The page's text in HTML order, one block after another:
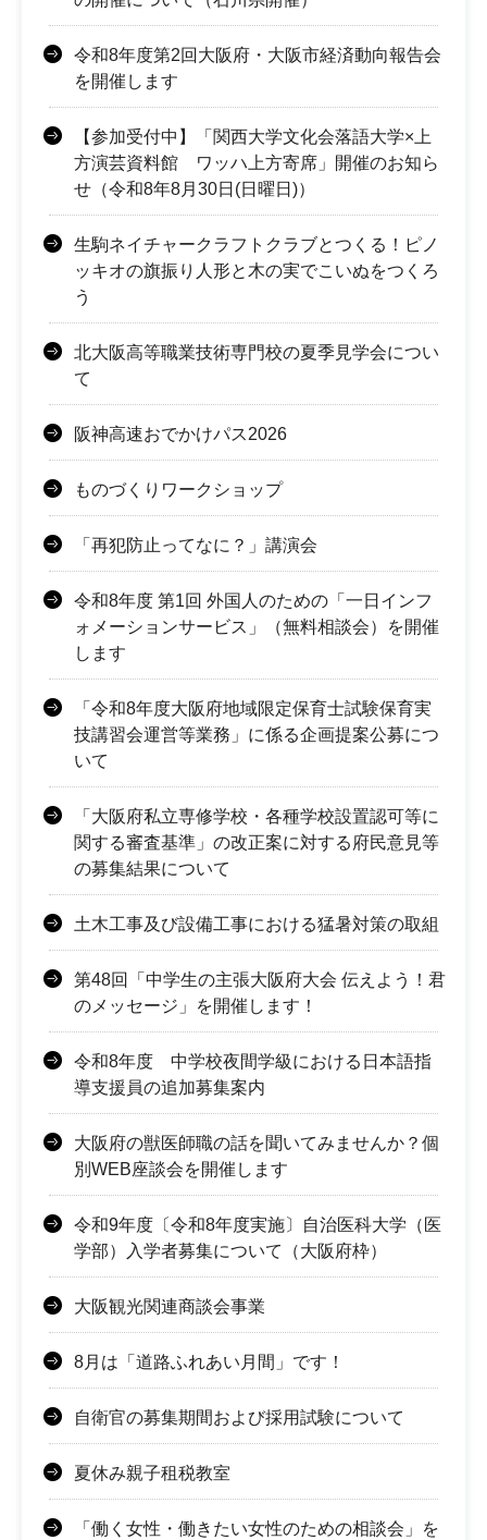
令和8年度第2回大阪府・大阪市経済動向報告会
を開催します
【参加受付中】「関西大学文化会落語大学×上
方演芸資料館 ワッハ上方寄席」開催のお知ら
せ（令和8年8月30日(日曜日)）
生駒ネイチャークラフトクラブとつくる！ピノ
ッキオの旗振り人形と木の実でこいぬをつくろ
う
北大阪高等職業技術専門校の夏季見学会につい
て
阪神高速おでかけパス2026
ものづくりワークショップ
「再犯防止ってなに？」講演会
令和8年度 第1回 外国人のための「一日インフ
ォメーションサービス」（無料相談会）を開催
します
「令和8年度大阪府地域限定保育士試験保育実
技講習会運営等業務」に係る企画提案公募につ
いて
「大阪府私立専修学校・各種学校設置認可等に
関する審査基準」の改正案に対する府民意見等
の募集結果について
土木工事及び設備工事における猛暑対策の取組
第48回「中学生の主張大阪府大会 伝えよう！君
のメッセージ」を開催します！
令和8年度 中学校夜間学級における日本語指
導支援員の追加募集案内
大阪府の獣医師職の話を聞いてみませんか？個
別WEB座談会を開催します
令和9年度〔令和8年度実施〕自治医科大学（医
学部）入学者募集について（大阪府枠）
大阪観光関連商談会事業
8月は「道路ふれあい月間」です！
自衛官の募集期間および採用試験について
夏休み親子租税教室
「働く女性・働きたい女性のための相談会」を